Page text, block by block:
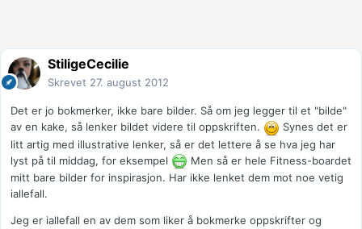
StiligeCecilie
Skrevet 27. august 2012
Det er jo bokmerker, ikke bare bilder. Så om jeg legger til et "bilde"
av en kake, så lenker bildet videre til oppskriften.
Synes det er
litt artig med illustrative lenker, så er det lettere å se hva jeg har
lyst på til middag, for eksempel
Men så er hele Fitness-boardet
mitt bare bilder for inspirasjon. Har ikke lenket dem mot noe vetig
iallefall.
Jeg er iallefall en av dem som liker å bokmerke oppskrifter og